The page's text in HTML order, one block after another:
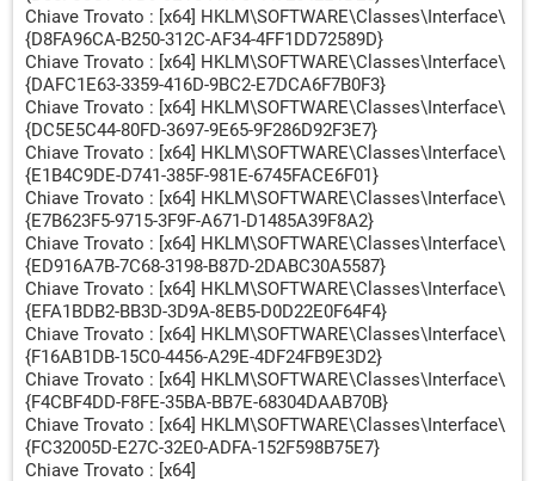
Chiave Trovato : [x64] HKLM\SOFTWARE\Classes\Interface\
{D8FA96CA-B250-312C-AF34-4FF1DD72589D}
Chiave Trovato : [x64] HKLM\SOFTWARE\Classes\Interface\
{DAFC1E63-3359-416D-9BC2-E7DCA6F7B0F3}
Chiave Trovato : [x64] HKLM\SOFTWARE\Classes\Interface\
{DC5E5C44-80FD-3697-9E65-9F286D92F3E7}
Chiave Trovato : [x64] HKLM\SOFTWARE\Classes\Interface\
{E1B4C9DE-D741-385F-981E-6745FACE6F01}
Chiave Trovato : [x64] HKLM\SOFTWARE\Classes\Interface\
{E7B623F5-9715-3F9F-A671-D1485A39F8A2}
Chiave Trovato : [x64] HKLM\SOFTWARE\Classes\Interface\
{ED916A7B-7C68-3198-B87D-2DABC30A5587}
Chiave Trovato : [x64] HKLM\SOFTWARE\Classes\Interface\
{EFA1BDB2-BB3D-3D9A-8EB5-D0D22E0F64F4}
Chiave Trovato : [x64] HKLM\SOFTWARE\Classes\Interface\
{F16AB1DB-15C0-4456-A29E-4DF24FB9E3D2}
Chiave Trovato : [x64] HKLM\SOFTWARE\Classes\Interface\
{F4CBF4DD-F8FE-35BA-BB7E-68304DAAB70B}
Chiave Trovato : [x64] HKLM\SOFTWARE\Classes\Interface\
{FC32005D-E27C-32E0-ADFA-152F598B75E7}
Chiave Trovato : [x64]